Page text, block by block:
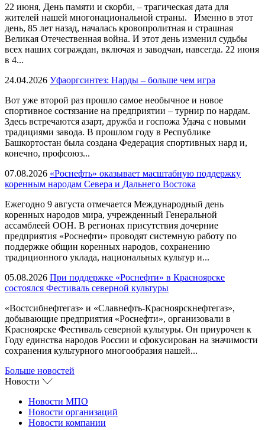
22 июня, День памяти и скорби, – трагическая дата для
жителей нашей многонациональной страны. Именно в этот
день, 85 лет назад, началась кровопролитная и страшная
Великая Отечественная война. И этот день изменил судьбы
всех наших сограждан, включая и заводчан, навсегда. 22 июня
в 4...
24.04.2026 Уфаоргсинтез: Нарды – больше чем игра
Вот уже второй раз прошло самое необычное и новое
спортивное состязание на предприятии – турнир по нардам.
Здесь встречаются азарт, дружба и госпожа Удача с новыми
традициями завода. В прошлом году в Республике
Башкортостан была создана Федерация спортивных нард и,
конечно, профсоюз...
07.08.2026 «Роснефть» оказывает масштабную поддержку
коренным народам Севера и Дальнего Востока
Ежегодно 9 августа отмечается Международный день
коренных народов мира, учрежденный Генеральной
ассамблеей ООН. В регионах присутствия дочерние
предприятия «Роснефти» проводят системную работу по
поддержке общин коренных народов, сохранению
традиционного уклада, национальных культур и...
05.08.2026 При поддержке «Роснефти» в Красноярске
состоялся Фестиваль северной культуры
«Востсибнефтегаз» и «Славнефть-Красноярскнефтегаз»,
добывающие предприятия «Роснефти», организовали в
Красноярске Фестиваль северной культуры. Он приурочен к
Году единства народов России и сфокусирован на значимости
сохранения культурного многообразия нашей...
Больше новостей
Новости
Новости МПО
Новости организаций
Новости компании